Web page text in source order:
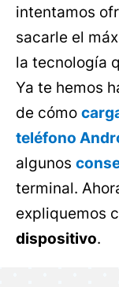
intentamos
sacarle el
la tecnología
Ya te hemos
de cómo
teléfono
algunos
terminal.
expliquemos
dispositivo.